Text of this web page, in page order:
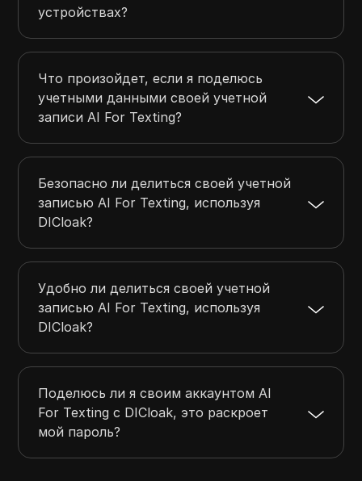
устройствах?
Что произойдет, если я поделюсь
учетными данными своей учетной
записи AI For Texting?
Безопасно ли делиться своей учетной
записью AI For Texting, используя
DICloak?
Удобно ли делиться своей учетной
записью AI For Texting, используя
DICloak?
Поделюсь ли я своим аккаунтом AI
For Texting с DICloak, это раскроет
мой пароль?